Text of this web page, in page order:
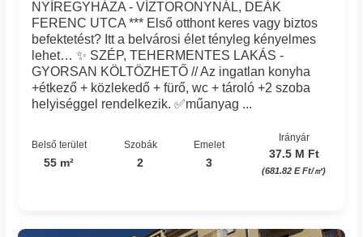
NYÍREGYHÁZA - VÍZTORONYNÁL, DEÁK
FERENC UTCA *** Első otthont keres vagy biztos
befektetést? Itt a belvárosi élet tényleg kényelmes
lehet… ✨ SZÉP, TEHERMENTES LAKÁS -
GYORSAN KÖLTÖZHETŐ // Az ingatlan konyha
+étkező + közlekedő + fürő, wc + tároló +2 szoba
helyiséggel rendelkezik. ✅műanyag ...
Belső terület
55 m²
Szobák
2
Emelet
3
Irányár
37.5 M Ft
(681.82 E Ft/㎡)